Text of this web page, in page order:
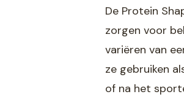
De Protein
zorgen voor
variëren van
ze gebruiken
of na het